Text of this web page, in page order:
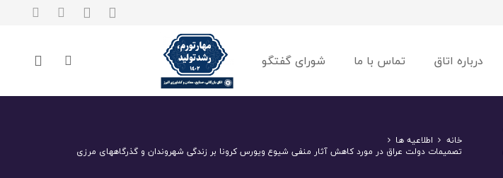
درباره اتاق تماس با ما شورای گفتگو
خانه
اطلاعیه ها
تصمیمات دولت عراق در مورد کاهش آثار منفی شیوع ویورس کرونا بر زندگی شهروندان و گذرگاههای مرزی